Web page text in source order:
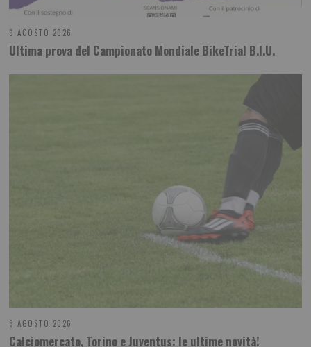
9 AGOSTO 2026
Ultima prova del Campionato Mondiale BikeTrial B.I.U.
8 AGOSTO 2026
Calciomercato, Torino e Juventus: le ultime novità!